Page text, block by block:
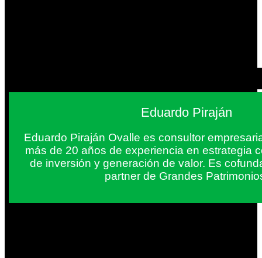
Eduardo Piraján
Eduardo Piraján Ovalle es consultor
más de 20 años de experiencia en estrategia
de inversión y generación de valor. Es
partner de Grandes